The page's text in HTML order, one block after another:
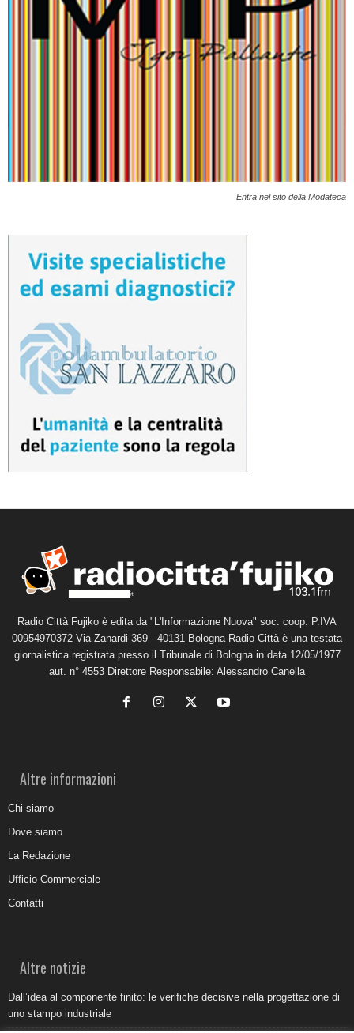
Entra nel sito della Modateca
Radio Città Fujiko è edita da "L'Informazione Nuova" soc. coop. P.IVA
00954970372 Via Zanardi 369 - 40131 Bologna Radio Città è una testata
giornalistica registrata presso il Tribunale di Bologna in data 12/05/1977
aut. n° 4553 Direttore Responsabile: Alessandro Canella
Altre informazioni
Chi siamo
Dove siamo
La Redazione
Ufficio Commerciale
Contatti
Altre notizie
Dall’idea al componente finito: le verifiche decisive nella progettazione di
uno stampo industriale